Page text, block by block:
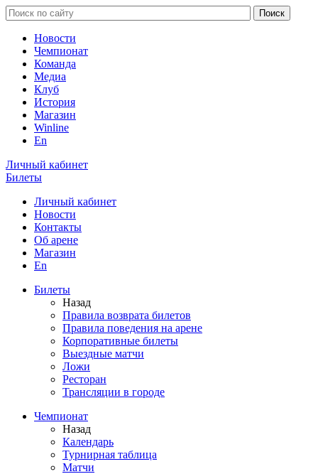
Новости
Чемпионат
Команда
Медиа
Клуб
История
Магазин
Winline
En
Личный кабинет
Билеты
Личный кабинет
Новости
Контакты
Об арене
Магазин
En
Билеты
Назад
Правила возврата билетов
Правила поведения на арене
Корпоративные билеты
Выездные матчи
Ложи
Ресторан
Трансляции в городе
Чемпионат
Назад
Календарь
Турнирная таблица
Матчи